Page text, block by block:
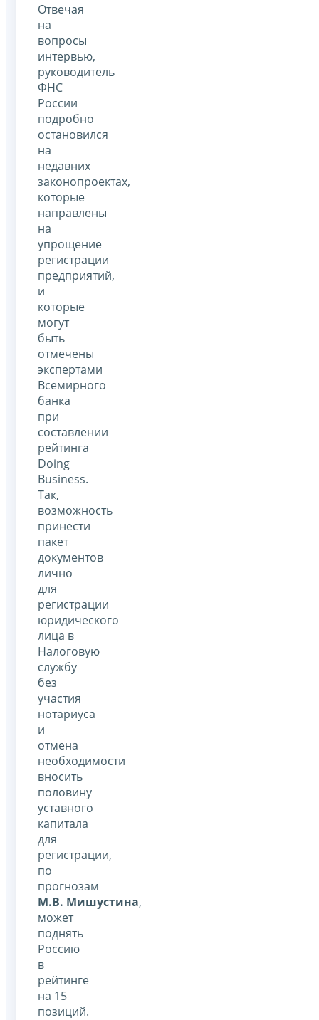
Отвечая
на
вопросы
интервью,
руководитель
ФНС
России
подробно
остановился
на
недавних
законопроектах,
которые
направлены
на
упрощение
регистрации
предприятий,
и
которые
могут
быть
отмечены
экспертами
Всемирного
банка
при
составлении
рейтинга
Doing
Business.
Так,
возможность
принести
пакет
документов
лично
для
регистрации
юридического
лица в
Налоговую
службу
без
участия
нотариуса
и
отмена
необходимости
вносить
половину
уставного
капитала
для
регистрации,
по
прогнозам
М.В. Мишустина,
может
поднять
Россию
в
рейтинге
на 15
позиций.